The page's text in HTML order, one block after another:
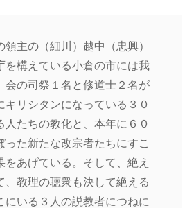
領主の（細川）越中（忠興）
を構えている小倉の市には我
会の司祭１名と修道士２名が
キリシタンになっている３０
人たちの教化と、本年に６０
った新たな改宗者たちにすこ
をあげている。そして、絶え
、教理の聴衆も決して絶える
にいる３人の説教者につねに